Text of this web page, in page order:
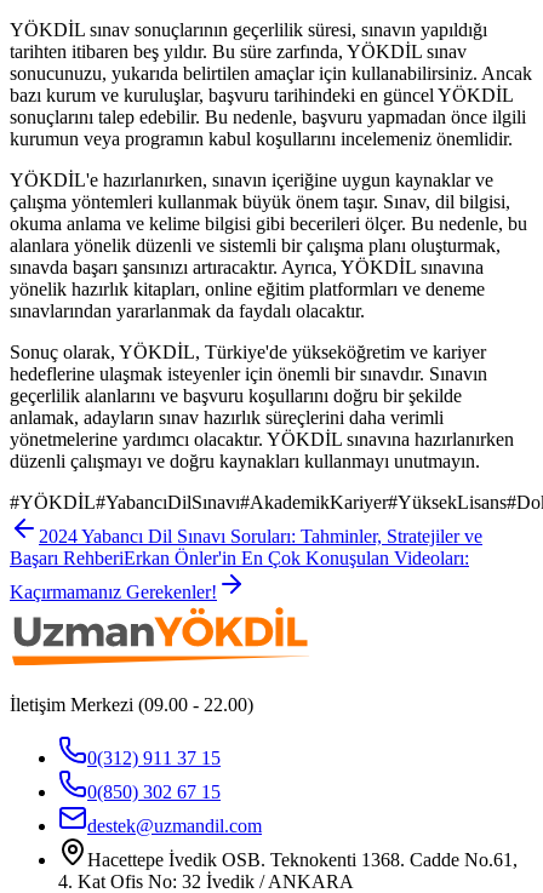
YÖKDİL sınav sonuçlarının geçerlilik süresi, sınavın yapıldığı
tarihten itibaren beş yıldır. Bu süre zarfında, YÖKDİL sınav
sonucunuzu, yukarıda belirtilen amaçlar için kullanabilirsiniz. Ancak
bazı kurum ve kuruluşlar, başvuru tarihindeki en güncel YÖKDİL
sonuçlarını talep edebilir. Bu nedenle, başvuru yapmadan önce ilgili
kurumun veya programın kabul koşullarını incelemeniz önemlidir.
YÖKDİL'e hazırlanırken, sınavın içeriğine uygun kaynaklar ve
çalışma yöntemleri kullanmak büyük önem taşır. Sınav, dil bilgisi,
okuma anlama ve kelime bilgisi gibi becerileri ölçer. Bu nedenle, bu
alanlara yönelik düzenli ve sistemli bir çalışma planı oluşturmak,
sınavda başarı şansınızı artıracaktır. Ayrıca, YÖKDİL sınavına
yönelik hazırlık kitapları, online eğitim platformları ve deneme
sınavlarından yararlanmak da faydalı olacaktır.
Sonuç olarak, YÖKDİL, Türkiye'de yükseköğretim ve kariyer
hedeflerine ulaşmak isteyenler için önemli bir sınavdır. Sınavın
geçerlilik alanlarını ve başvuru koşullarını doğru bir şekilde
anlamak, adayların sınav hazırlık süreçlerini daha verimli
yönetmelerine yardımcı olacaktır. YÖKDİL sınavına hazırlanırken
düzenli çalışmayı ve doğru kaynakları kullanmayı unutmayın.
#YÖKDİL#YabancıDilSınavı#AkademikKariyer#YüksekLisans#
2024 Yabancı Dil Sınavı Soruları: Tahminler, Stratejiler ve
Başarı RehberiErkan Önler'in En Çok Konuşulan Videoları:
Kaçırmamanız Gerekenler!
İletişim Merkezi (09.00 - 22.00)
0(312) 911 37 15
0(850) 302 67 15
destek@uzmandil.com
Hacettepe İvedik OSB. Teknokenti 1368. Cadde No.61,
4. Kat Ofis No: 32 İvedik / ANKARA